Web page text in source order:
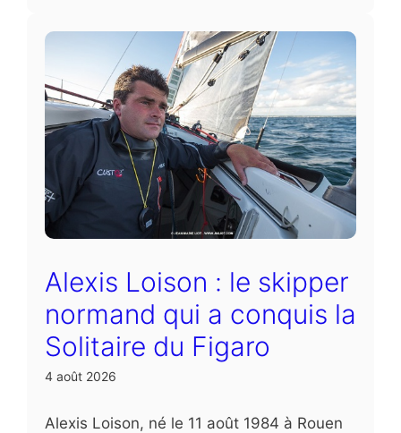
Alexis Loison : le skipper
normand qui a conquis la
Solitaire du Figaro
4 août 2026
Alexis Loison, né le 11 août 1984 à Rouen